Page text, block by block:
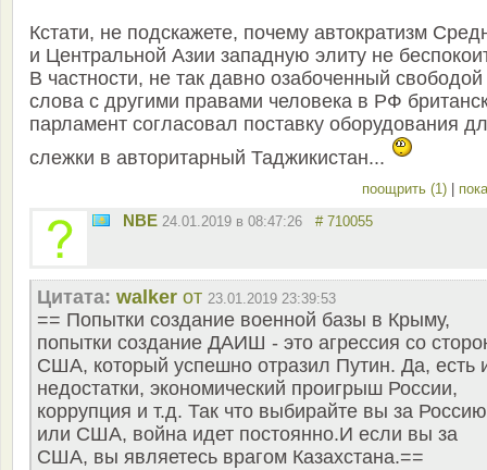
Кстати, не подскажете, почему автократизм
и Центральной Азии западную элиту не
В частности, не так давно озабоченный свободой
слова с другими правами человека в РФ
парламент согласовал поставку оборудования
слежки в авторитарный Таджикистан...
поощрить (1)
NBE 24.01.2019 в 08:47:26 # 710055
Цитата: walker от 23.01.2019 23:39:53
== Попытки создание военной базы в Крыму,
попытки создание ДАИШ - это агрессия со
США, который успешно отразил Путин. Да, есть
недостатки, экономический проигрыш России,
коррупция и т.д. Так что выбирайте вы за Россию
или США, война идет постоянно.И если вы за
США, вы являетесь врагом Казахстана.==